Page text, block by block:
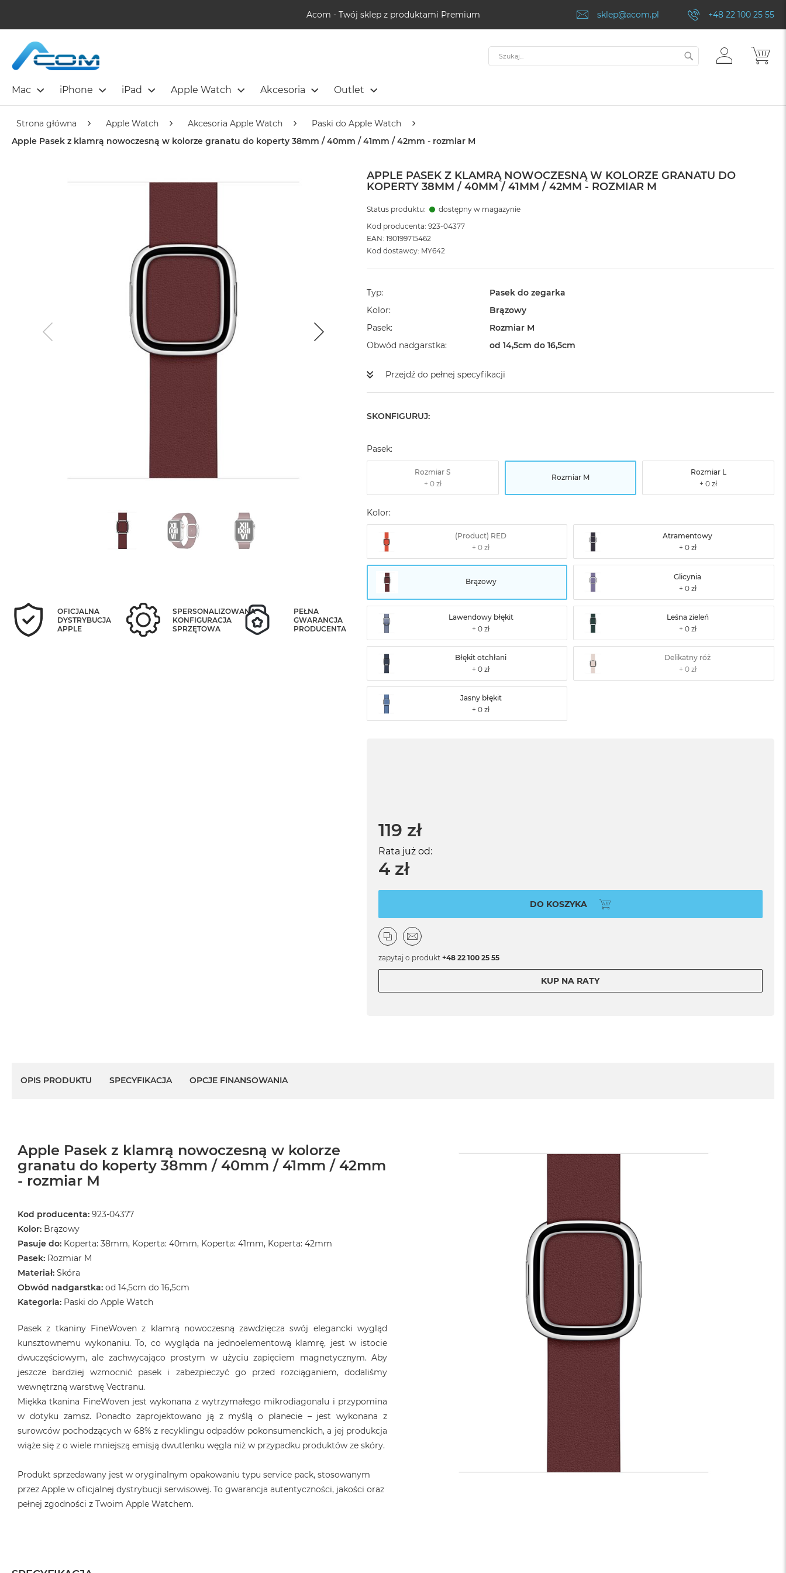
Acom - Twój sklep z produktami Premium sklep@acom.pl +48 22 100 25 55
Mac iPhone iPad Apple Watch Akcesoria Outlet
ZALOGUJ
SIĘ
Szukaj SZUKAJ
Strona główna Apple Watch Akcesoria Apple Watch
Paski do Apple Watch
Apple Pasek z klamrą nowoczesną w kolorze granatu do koperty 38mm / 40mm / 41mm / 42mm - rozmiar M
APPLE PASEK Z KLAMRĄ NOWOCZESNĄ W KOLORZE GRANATU DO
KOPERTY 38MM / 40MM / 41MM / 42MM - ROZMIAR M
Status produktu:
dostępny w magazynie
Kod producenta: 923-04377
EAN: 190199715462
Kod dostawcy: MY642
Typ
Pasek do zegarka
Kolor
Brązowy
Pasek
Rozmiar M
Obwód nadgarstka
od 14,5cm do 16,5cm
Przejdź do pełnej specyfikacji
SKONFIGURUJ:
Pasek:
Rozmiar S
Rozmiar M
Rozmiar L
Kolor:
(Product) RED Atramentowy
Brązowy
Glicynia
Lawendowy błękit Leśna zieleń
Błękit otchłani Delikatny róż
Jasny błękit
119 zł
Rata już od:
4 zł
DO KOSZYKA
zapytaj o produkt +48 22 100 25 55
KUP NA RATY
OFICJALNA
DYSTRYBUCJA
APPLE
SPERSONALIZOWANA
KONFIGURACJA
SPRZĘTOWA
PEŁNA
GWARANCJA
PRODUCENTA
OPIS PRODUKTU SPECYFIKACJA OPCJE FINANSOWANIA
Apple Pasek z klamrą nowoczesną w kolorze
granatu do koperty 38mm / 40mm / 41mm / 42mm
- rozmiar M
Kod producenta: 923-04377
Kolor: Brązowy
Pasuje do: Koperta: 38mm, Koperta: 40mm, Koperta: 41mm, Koperta: 42mm
Pasek: Rozmiar M
Materiał: Skóra
Obwód nadgarstka: od 14,5cm do 16,5cm
Kategoria: Paski do Apple Watch
Pasek z tkaniny FineWoven z klamrą nowoczesną zawdzięcza swój elegancki wygląd
kunsztownemu wykonaniu. To, co wygląda na jednoelementową klamrę, jest w istocie
dwuczęściowym, ale zachwycająco prostym w użyciu zapięciem magnetycznym. Aby
jeszcze bardziej wzmocnić pasek i zabezpieczyć go przed rozciąganiem, dodaliśmy
wewnętrzną warstwę Vectranu.
Miękka tkanina FineWoven jest wykonana z wytrzymałego mikrodiagonalu i przypomina
w dotyku zamsz. Ponadto zaprojektowano ją z myślą o planecie – jest wykonana z
surowców pochodzących w 68% z recyklingu odpadów pokonsumenckich, a jej produkcja
wiąże się z o wiele mniejszą emisją dwutlenku węgla niż w przypadku produktów ze skóry.
Produkt sprzedawany jest w oryginalnym opakowaniu typu service pack, stosowanym
przez Apple w oficjalnej dystrybucji serwisowej. To gwarancja autentyczności, jakości oraz
pełnej zgodności z Twoim Apple Watchem.